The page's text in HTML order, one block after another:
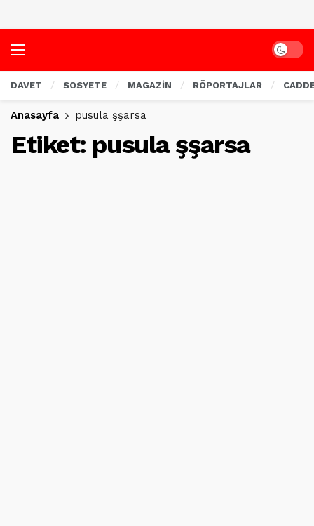
Dark
DAVET SOSYETE MAGAZİN RÖPORTAJLAR
Anasayfa pusula şşarsa
Etiket: pusula şşarsa